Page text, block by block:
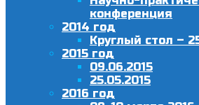
конференция
2014 год
Круглый стол –
2015 год
09.06.2015
25.05.2015
2016 год